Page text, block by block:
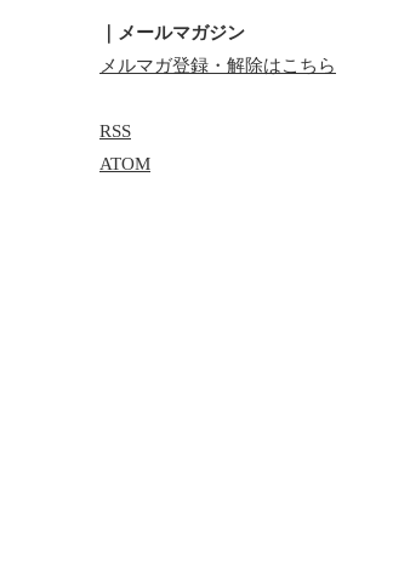
｜メールマガジン
メルマガ登録・解除はこちら
RSS
ATOM